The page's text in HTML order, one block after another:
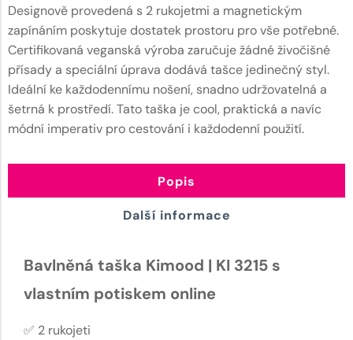
Designově provedená s 2 rukojetmi a magnetickým
zapínáním poskytuje dostatek prostoru pro vše potřebné.
Certifikovaná veganská výroba zaručuje žádné živočišné
přísady a speciální úprava dodává tašce jedinečný styl.
Ideální ke každodennímu nošení, snadno udržovatelná a
šetrná k prostředí. Tato taška je cool, praktická a navíc
módní imperativ pro cestování i každodenní použití.
Popis
Další informace
Bavlněná taška Kimood | KI 3215 s
vlastním potiskem online
✅ 2 rukojeti